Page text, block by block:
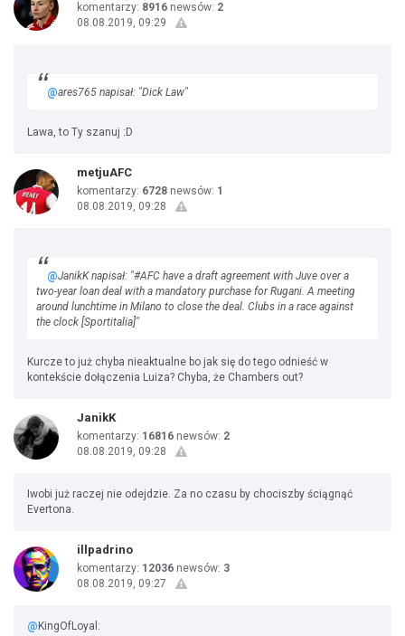
komentarzy: 8916 newsów: 2
08.08.2019, 09:29
@ares765 napisał: "Dick Law"
Lawa, to Ty szanuj :D
metjuAFC
komentarzy: 6728 newsów: 1
08.08.2019, 09:28
@JanikK napisał: "#AFC have a draft agreement with Juve over a
two-year loan deal with a mandatory purchase for Rugani. A meeting
around lunchtime in Milano to close the deal. Clubs in a race against
the clock [Sportitalia]"
Kurcze to już chyba nieaktualne bo jak się do tego odnieść w
kontekście dołączenia Luiza? Chyba, że Chambers out?
JanikK
komentarzy: 16816 newsów: 2
08.08.2019, 09:28
Iwobi już raczej nie odejdzie. Za no czasu by chociszby ściągnąć
Evertona.
illpadrino
komentarzy: 12036 newsów: 3
08.08.2019, 09:27
@ KingOfLoyal: